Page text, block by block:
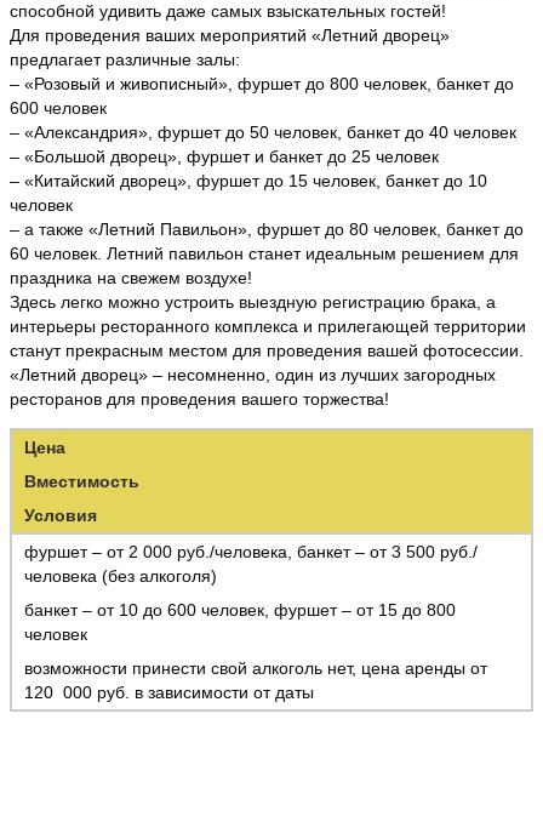
способной удивить даже самых взыскательных гостей!
Для проведения ваших мероприятий «Летний дворец»
предлагает различные залы:
– «Розовый и живописный», фуршет до 800 человек, банкет до
600 человек
– «Александрия», фуршет до 50 человек, банкет до 40 человек
– «Большой дворец», фуршет и банкет до 25 человек
– «Китайский дворец», фуршет до 15 человек, банкет до 10
человек
– а также «Летний Павильон», фуршет до 80 человек, банкет до
60 человек. Летний павильон станет идеальным решением для
праздника на свежем воздухе!
Здесь легко можно устроить выездную регистрацию брака, а
интерьеры ресторанного комплекса и прилегающей территории
станут прекрасным местом для проведения вашей фотосессии.
«Летний дворец» – несомненно, один из лучших загородных
ресторанов для проведения вашего торжества!
Цена
Вместимость
Условия
фуршет – от 2 000 руб./человека, банкет – от 3 500 руб./
человека (без алкоголя)
банкет – от 10 до 600 человек, фуршет – от 15 до 800
человек
возможности принести свой алкоголь нет, цена аренды от
120 000 руб. в зависимости от даты